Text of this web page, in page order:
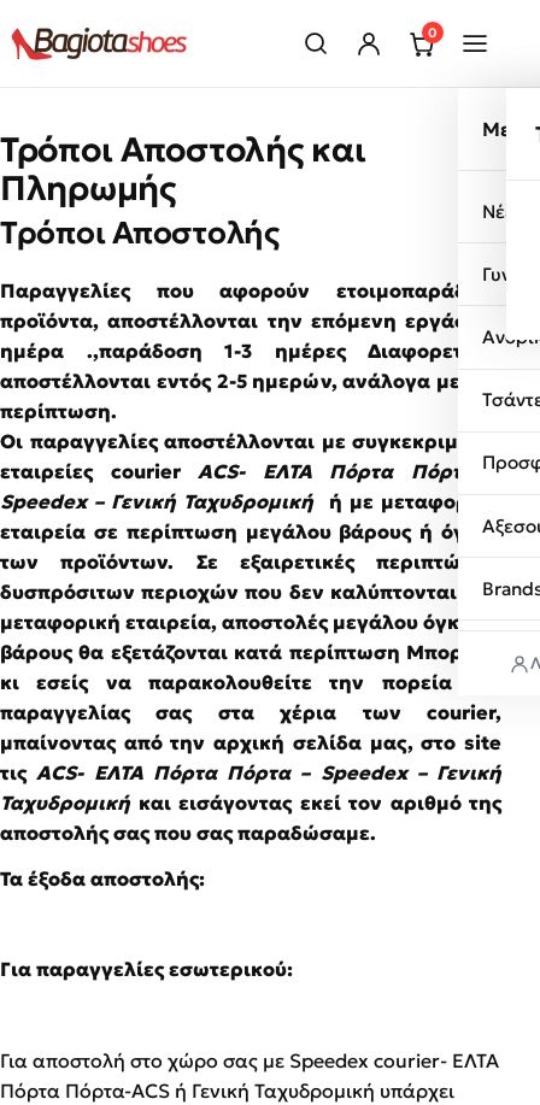
0
Νέες
Τρόποι Αποστολής και
Πληρωμής
Τρόποι Αποστολής
Παραγγελίες που αφορούν ετοιμοπαράδοτα
προϊόντα, αποστέλλονται την επόμενη εργάσιμη
ημέρα .,παράδοση 1-3 ημέρες Διαφορετικά,
αποστέλλονται εντός 2-5 ημερών, ανάλογα με την
περίπτωση.
Οι παραγγελίες αποστέλλονται με συγκεκριμένες
εταιρείες courier ACS- ΕΛΤΑ Πόρτα Πόρτα –
Speedex – Γενική Ταχυδρομική
ή με μεταφορική
εταιρεία σε περίπτωση μεγάλου βάρους ή όγκου
των προϊόντων. Σε εξαιρετικές περιπτώσεις
δυσπρόσιτων περιοχών που δεν καλύπτονται από
μεταφορική εταιρεία, αποστολές μεγάλου όγκου ή
βάρους θα εξετάζονται κατά περίπτωση Μπορείτε
κι εσείς να παρακολουθείτε την πορεία της
παραγγελίας σας στα χέρια των courier,
μπαίνοντας από την αρχική σελίδα μας, στο site
τιςACS- ΕΛΤΑ Πόρτα Πόρτα – Speedex – Γενική
Ταχυδρομική και εισάγοντας εκεί τον αριθμό της
αποστολής σας που σας παραδώσαμε.
Τα έξοδα αποστολής:
Για παραγγελίες εσωτερικού:
Για αποστολή στο χώρο σας με Speedex courier- ΕΛΤΑ
Πόρτα Πόρτα-ACS ή Γενική Ταχυδρομική υπάρχει